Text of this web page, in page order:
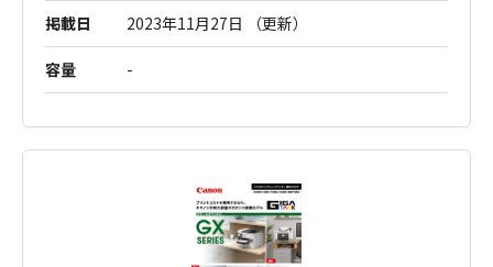
掲載日 2023年11月27日 （更新）
容量 -